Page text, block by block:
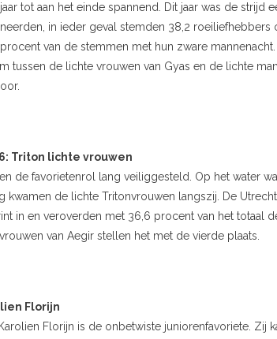
tot aan het einde spannend. Dit jaar was de strijd
in ieder geval stemden 38,2 roeiliefhebbers
van de stemmen met hun zware
tussen de lichte vrouwen van Gyas en de lichte
Triton lichte vrouwen
de favorietenrol lang veiliggesteld. Op het water
kwamen de lichte Tritonvrouwen langszij. De
in en veroverden met 36,6 procent van het totaal
van Aegir stellen het met de vierde plaats.
Florijn
Florijn is de onbetwiste juniorenfavoriete. Zij